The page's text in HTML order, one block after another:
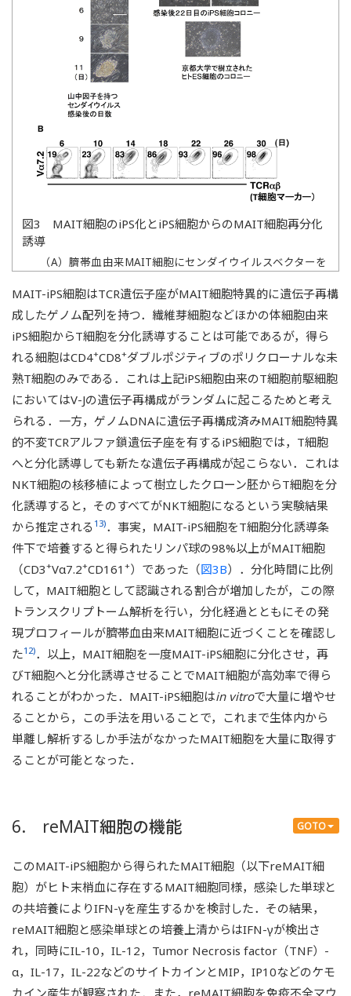
図3 MAIT細胞のiPS化とiPS細胞からのMAIT細胞再分化
誘導
（A）臍帯血由来MAIT細胞にセンダイウイルスベクターを
す（左図）．ベクター感染後3日ですでにコロニーが観察
される点に注目．感染後3週間経つと，ヒトES細胞と形態
上区別がつかなくなる（右図）．（B）MAIT細胞由来iPS
細胞をin vitro 分化誘導して得られたリンパ球のフローサイ
トメトリー．縦軸はMAIT細胞TCRのVα7.2を認識する抗
体，横軸はアルファー・ベータ型T細胞を認識する抗体で
ある．分化誘導時間に比例してVα7.2 TCRαβ であるMAIT
細胞の割合増加が観察される．
MAIT-iPS細胞はTCR遺伝子座がMAIT細胞特異的に遺伝子再構
成したゲノム配列を持つ．繊維芽細胞などほかの体細胞由来
iPS細胞からT細胞を分化誘導することは可能であるが，得ら
れる細胞はCD4+CD8+ダブルポジティブのポリクローナルな未
熟T細胞のみである．これは上記iPS細胞由来のT細胞前駆細胞
においてはV-Jの遺伝子再構成がランダムに起こるためと考え
られる．一方，ゲノムDNAに遺伝子再構成済みMAIT細胞特異
的不変TCRアルファ鎖遺伝子座を有するiPS細胞では，T細胞
へと分化誘導しても新たな遺伝子再構成が起こらない．これは
NKT細胞の核移植によって樹立したクローン胚からT細胞を分
化誘導すると，そのすべてがNKT細胞になるという実験結果
から推定される 13)．事実，MAIT-iPS細胞をT細胞分化誘導条
件下で培養すると得られたリンパ球の98%以上がMAIT細胞
（CD3+Vα7.2+CD161 +）であった（図3B）．分化時間に比例
して，MAIT細胞として認識される割合が増加したが，この際
トランスクリプトーム解析を行い，分化経過とともにその発
現プロフィールが臍帯血由来MAIT細胞に近づくことを確認し
た12)．以上，MAIT細胞を一度MAIT-iPS細胞に分化させ，再
びT細胞へと分化誘導させることでMAIT細胞が高効率で得ら
れることがわかった．MAIT-iPS細胞はin vitroで大量に増やせ
ることから，この手法を用いることで，これまで生体内から
単離し解析するしか手法がなかったMAIT細胞を大量に取得す
ることが可能となった．
GOTO
6. reMAIT細胞の機能
このMAIT-iPS細胞から得られたMAIT細胞（以下reMAIT細
胞）がヒト末梢血に存在するMAIT細胞同様，感染した単球と
の共培養によりIFN-γを産生するかを検討した．その結果，
reMAIT細胞と感染単球との培養上清からはIFN-γが検出さ
れ，同時にIL-10，IL-12，Tumor Necrosis factor（TNF）-
α，IL-17，IL-22などのサイトカインとMIP，IP10などのケモ
カイン産生が観察された．また，reMAIT細胞を免疫不全マウ